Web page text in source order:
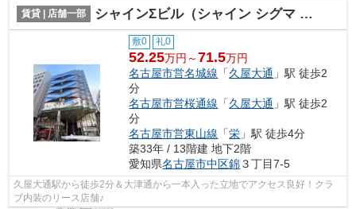
賃貸 | 店舗一部 シャインΣビル（シャイン シグマ ビル）【 飲食系おすすめ 】
敷0 礼0
52.25万円～71.5万円
名古屋市営名城線 「久屋大通 」駅 徒歩2
分
名古屋市営桜通線 「久屋大通 」駅 徒歩2
分
名古屋市営東山線 「栄 」駅 徒歩4分
築33年 / 13階建 地下2階
愛知県名古屋市中区錦３丁目7-5
久屋大通駅から徒歩2分＆大津通から一本入った立地でアクセス良好！クラ
ブ内装のリース店舗♪